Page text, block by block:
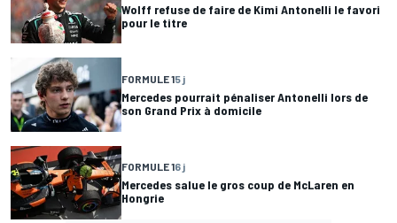
Wolff refuse de faire de Kimi Antonelli le favori
pour le titre
FORMULE 15 j
Mercedes pourrait pénaliser Antonelli lors de
son Grand Prix à domicile
FORMULE 16 j
Mercedes salue le gros coup de McLaren en
Hongrie